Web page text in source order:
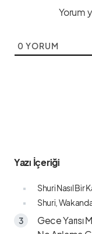
Yorum
0 YORUM
Yazı İçeriği
Shuri Nasıl Bir
Shuri,
Gece Yarısı